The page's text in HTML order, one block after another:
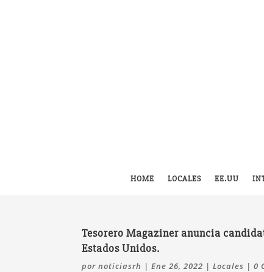
HOME LOCALES EE.UU
Tesorero Magaziner anuncia
Estados Unidos.
pornoticiasrh |Ene 26, 2022 |Locales |0